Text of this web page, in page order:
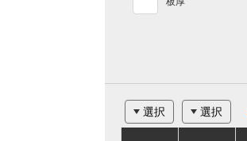
選択 選択